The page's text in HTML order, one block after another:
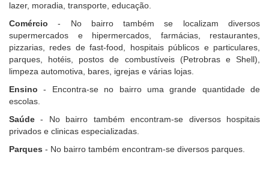
lazer, moradia, transporte, educação.
Comércio - No bairro também se localizam diversos
supermercados e hipermercados, farmácias, restaurantes,
pizzarias, redes de fast-food, hospitais públicos e particulares,
parques, hotéis, postos de combustíveis (Petrobras e Shell),
limpeza automotiva, bares, igrejas e várias lojas.
Ensino - Encontra-se no bairro uma grande quantidade de
escolas.
Saúde - No bairro também encontram-se diversos hospitais
privados e clinicas especializadas.
Parques - No bairro também encontram-se diversos parques.